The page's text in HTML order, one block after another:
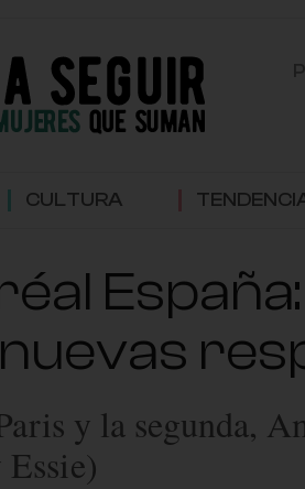
CULTURA
y la segunda,